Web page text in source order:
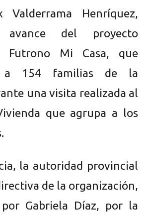
Valderrama Henríquez,
del proyecto
Futrono Mi Casa, que
a 154 familias de la
una visita realizada al
que agrupa a los
la autoridad provincial
de la organización,
por Gabriela Díaz, por la